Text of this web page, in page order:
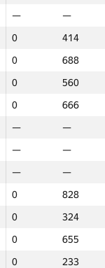
—
—
0
414
0
688
0
560
0
666
—
—
—
—
—
—
0
828
0
324
0
655
0
233
—
—
0
414
0
688
0
560
0
666
—
—
—
—
—
—
0
828
0
324
0
655
0
233